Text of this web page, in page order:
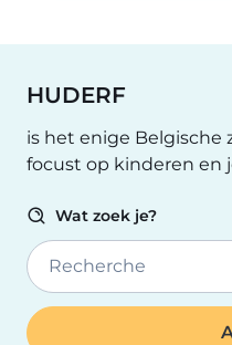
HUDERF
is het enige Belgische
focust op kinderen en
Wat zoek je?
Recherche